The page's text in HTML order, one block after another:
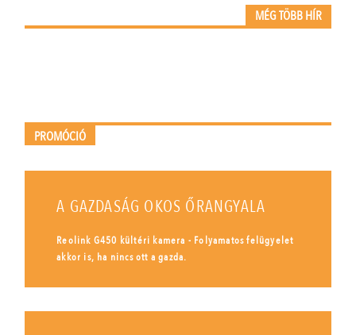
MÉG TÖBB HÍR
PROMÓCIÓ
A GAZDASÁG OKOS ŐRANGYALA
Reolink G450 kültéri kamera - Folyamatos felügyelet
akkor is, ha nincs ott a gazda.